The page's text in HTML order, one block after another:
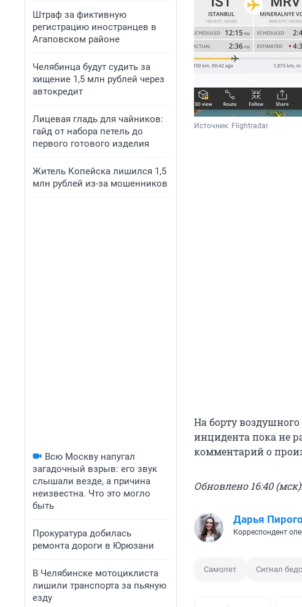
Штраф за фиктивную
регистрацию иностранцев в
Агаповском районе
Челябинца будут судить за
хищение 1,5 млн рублей через
автокредит
Лицевая гладь для чайников:
гайд от набора петель до
первого готового изделия
Житель Копейска лишился 1,5
млн рублей из-за мошенников
Всю Москву напугал
загадочный взрыв: его звук
слышали везде, а причина
неизвестна. Что это могло
быть
Прокуратура добилась
ремонта дороги в Юрюзани
В Челябинске мотоциклиста
лишили транспорта за пьяную
езду
Источник: Flightradar
На борту
инцидента пока не
комментарий о
Обновлено 16:40 (мск)
Дарья
Корреспондент
Самолет Сигнал